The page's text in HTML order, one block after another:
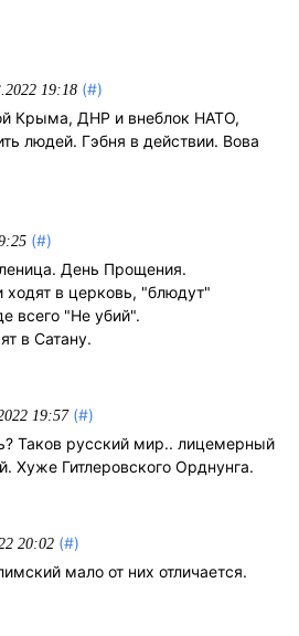
19:18 (#)
Крыма, ДНР и внеблок НАТО,
людей. Гэбня в действии. Вова
(#)
День Прощения.
ходят в церковь, "блюдут"
всего "Не убий".
в Сатану.
19:57 (#)
Таков русский мир.. лицемерный
Хуже Гитлеровского Орднунга.
20:02 (#)
мало от них отличается.